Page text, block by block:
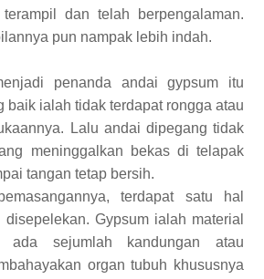
dan telah berpengalaman.
pun nampak lebih indah.
penanda andai gypsum itu
baik ialah tidak terdapat rongga atau
Lalu andai dipegang tidak
meninggalkan bekas di telapak
tangan tetap bersih.
terdapat satu hal
Gypsum ialah material
ada sejumlah kandungan atau
organ tubuh khususnya